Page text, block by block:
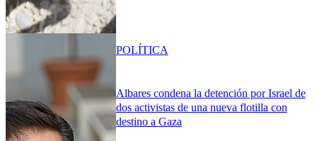
Albares condena la detención por Israel de
dos activistas de una nueva flotilla con
destino a Gaza
POLÍTICA